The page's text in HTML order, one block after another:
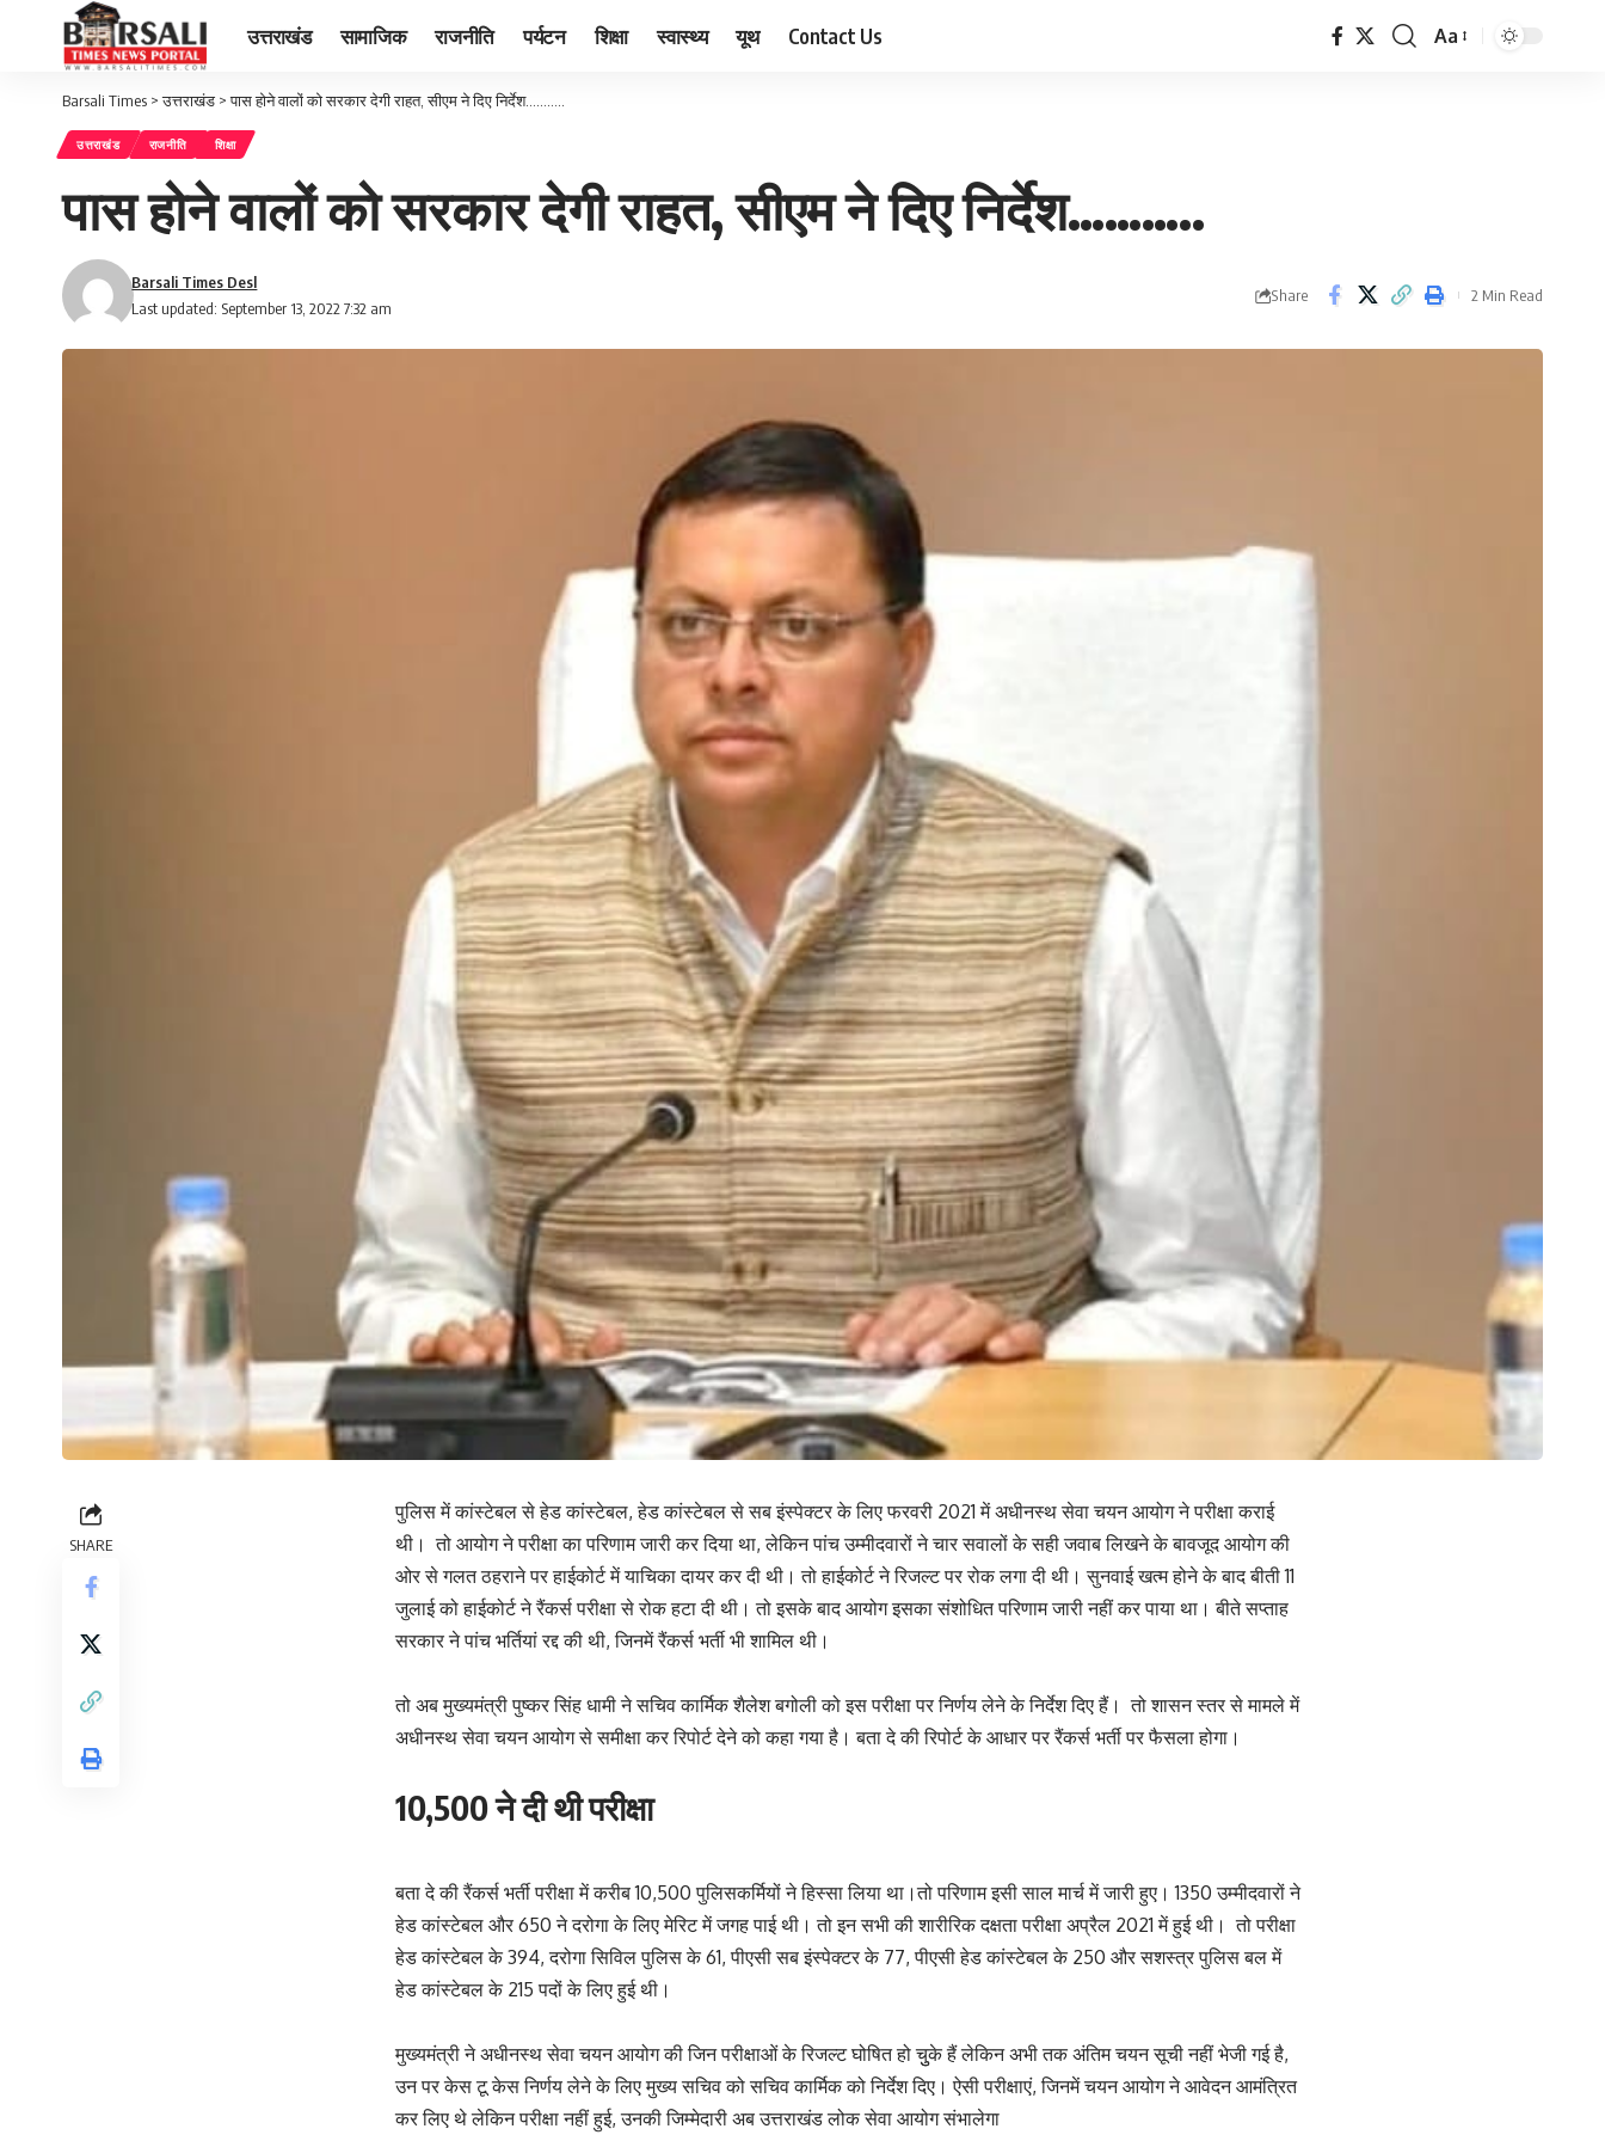
उत्तराखंड सामाजिक राजनीति पर्यटन शिक्षा स्वास्थ्य यूथ Contact Us
Font
Aa
Barsali Times >उत्तराखंड >पास होने वालों को सरकार देगी राहत, सीएम ने दिए निर्देश………..
उत्तराखंड राजनीति शिक्षा
पास होने वालों को सरकार देगी राहत, सीएम ने दिए निर्देश………..
Last updated: September 13, 2022 7:32 am
Barsali Times Desl
Share 2 Min Read
SHARE
पुलिस में कांस्टेबल से हेड कांस्टेबल, हेड कांस्टेबल से सब इंस्पेक्टर के लिए फरवरी 2021 में अधीनस्थ सेवा चयन आयोग ने परीक्षा कराई
थी। तो आयोग ने परीक्षा का परिणाम जारी कर दिया था, लेकिन पांच उम्मीदवारों ने चार सवालों के सही जवाब लिखने के बावजूद आयोग की
ओर से गलत ठहराने पर हाईकोर्ट में याचिका दायर कर दी थी। तो हाईकोर्ट ने रिजल्ट पर रोक लगा दी थी। सुनवाई खत्म होने के बाद बीती 11
जुलाई को हाईकोर्ट ने रैंकर्स परीक्षा से रोक हटा दी थी। तो इसके बाद आयोग इसका संशोधित परिणाम जारी नहीं कर पाया था। बीते सप्ताह
सरकार ने पांच भर्तियां रद्द की थी, जिनमें रैंकर्स भर्ती भी शामिल थी।
तो अब मुख्यमंत्री पुष्कर सिंह धामी ने सचिव कार्मिक शैलेश बगोली को इस परीक्षा पर निर्णय लेने के निर्देश दिए हैं। तो शासन स्तर से मामले में
अधीनस्थ सेवा चयन आयोग से समीक्षा कर रिपोर्ट देने को कहा गया है। बता दे की रिपोर्ट के आधार पर रैंकर्स भर्ती पर फैसला होगा।
10,500 ने दी थी परीक्षा
बता दे की रैंकर्स भर्ती परीक्षा में करीब 10,500 पुलिसकर्मियों ने हिस्सा लिया था।तो परिणाम इसी साल मार्च में जारी हुए। 1350 उम्मीदवारों ने
हेड कांस्टेबल और 650 ने दरोगा के लिए मेरिट में जगह पाई थी। तो इन सभी की शारीरिक दक्षता परीक्षा अप्रैल 2021 में हुई थी। तो परीक्षा
हेड कांस्टेबल के 394, दरोगा सिविल पुलिस के 61, पीएसी सब इंस्पेक्टर के 77, पीएसी हेड कांस्टेबल के 250 और सशस्त्र पुलिस बल में
हेड कांस्टेबल के 215 पदों के लिए हुई थी।
मुख्यमंत्री ने अधीनस्थ सेवा चयन आयोग की जिन परीक्षाओं के रिजल्ट घोषित हो चुुके हैं लेकिन अभी तक अंतिम चयन सूची नहीं भेजी गई है,
उन पर केस टू केस निर्णय लेने के लिए मुख्य सचिव को सचिव कार्मिक को निर्देश दिए। ऐसी परीक्षाएं, जिनमें चयन आयोग ने आवेदन आमंत्रित
कर लिए थे लेकिन परीक्षा नहीं हुई, उनकी जिम्मेदारी अब उत्तराखंड लोक सेवा आयोग संभालेगा